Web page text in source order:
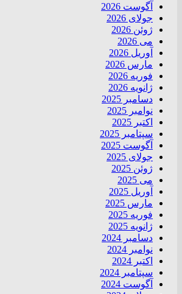
آگوست 2026
جولای 2026
ژوئن 2026
می 2026
آوریل 2026
مارس 2026
فوریه 2026
ژانویه 2026
دسامبر 2025
نوامبر 2025
اکتبر 2025
سپتامبر 2025
آگوست 2025
جولای 2025
ژوئن 2025
می 2025
آوریل 2025
مارس 2025
فوریه 2025
ژانویه 2025
دسامبر 2024
نوامبر 2024
اکتبر 2024
سپتامبر 2024
آگوست 2024